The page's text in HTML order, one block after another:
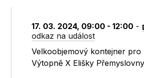
17. 03. 2024, 09:00 - 12:00 -
odkaz na událost
Velkoobjemový kontejner pro
Výtopně X Elišky